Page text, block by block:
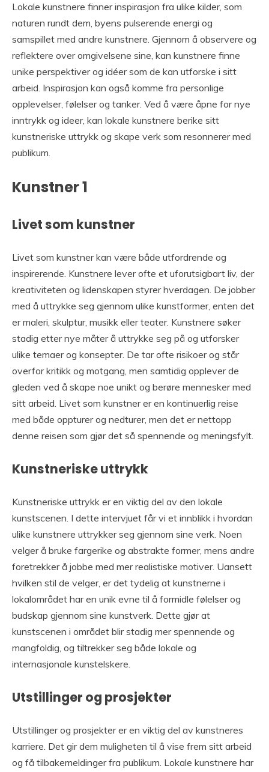
Lokale kunstnere finner inspirasjon fra ulike kilder, som
naturen rundt dem, byens pulserende energi og
samspillet med andre kunstnere. Gjennom å observere og
reflektere over omgivelsene sine, kan kunstnere finne
unike perspektiver og idéer som de kan utforske i sitt
arbeid. Inspirasjon kan også komme fra personlige
opplevelser, følelser og tanker. Ved å være åpne for nye
inntrykk og ideer, kan lokale kunstnere berike sitt
kunstneriske uttrykk og skape verk som resonnerer med
publikum.
Kunstner 1
Livet som kunstner
Livet som kunstner kan være både utfordrende og
inspirerende. Kunstnere lever ofte et uforutsigbart liv, der
kreativiteten og lidenskapen styrer hverdagen. De jobber
med å uttrykke seg gjennom ulike kunstformer, enten det
er maleri, skulptur, musikk eller teater. Kunstnere søker
stadig etter nye måter å uttrykke seg på og utforsker
ulike temaer og konsepter. De tar ofte risikoer og står
overfor kritikk og motgang, men samtidig opplever de
gleden ved å skape noe unikt og berøre mennesker med
sitt arbeid. Livet som kunstner er en kontinuerlig reise
med både oppturer og nedturer, men det er nettopp
denne reisen som gjør det så spennende og meningsfylt.
Kunstneriske uttrykk
Kunstneriske uttrykk er en viktig del av den lokale
kunstscenen. I dette intervjuet får vi et innblikk i hvordan
ulike kunstnere uttrykker seg gjennom sine verk. Noen
velger å bruke fargerike og abstrakte former, mens andre
foretrekker å jobbe med mer realistiske motiver. Uansett
hvilken stil de velger, er det tydelig at kunstnerne i
lokalområdet har en unik evne til å formidle følelser og
budskap gjennom sine kunstverk. Dette gjør at
kunstscenen i området blir stadig mer spennende og
mangfoldig, og tiltrekker seg både lokale og
internasjonale kunstelskere.
Utstillinger og prosjekter
Utstillinger og prosjekter er en viktig del av kunstneres
karriere. Det gir dem muligheten til å vise frem sitt arbeid
og få tilbakemeldinger fra publikum. Lokale kunstnere har